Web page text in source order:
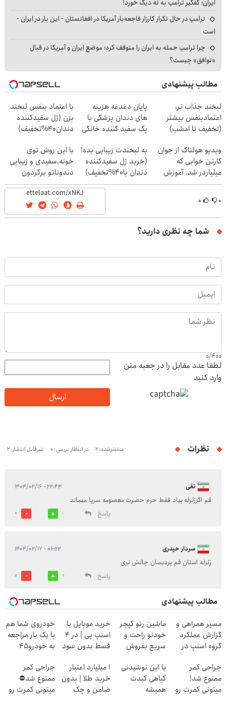
ایران؛ کفگیر ترامپ به ته دیگ خورد!
ترامپ در حال تکرار کارزار فاجعه‌بار آمریکا در افغانستان - این بار در ایران -
است
چرا ترامپ حمله به ایران را متوقف کرد؛ موضع ایران و آمریکا در قبال
«توافق» چیست؟
مطالب پیشنهادی
لبخند جذاب تر،
اعتمادبنفس بیشتر
(تخفیف تا امشب)
پایان دغدغه هزینه
های دندان پزشکی با
پک سفید کننده خانگی
با اعتماد بنفس لبخند
بزن (ژل سفیدکننده
دندان40%تخفیف)
ویدیو هولناک از جوان
کارتن خوابی که
میلیاردر شد. آموزش
رایگان
به لبخندت زیبایی بده!
(خرید ژل سفیدکننده
دندان با40%تخفیف)
با این روش توی
خونه،سفیدی و زیبایی
دندوناتو برگردون
(40%off)
۰ ۰
شما چه نظری دارید؟
0/400
لطفا عدد مقابل را در جعبه متن
وارد کنید
ارسال
نظرات منتشرشده: 2 در انتظار بررسی: 0 غیرقابل انتشار: 2
تقی ۲۲:۴۳ - ۱۴۰۴/۰۲/۱۶
قم اگرزلزله بیاد فقط حرم حضرت معصومه سرپا میماند
پاسخ
1
0
سردار حیدری ۰۶:۲۲ - ۱۴۰۴/۰۲/۱۷
زلزله استان قم پردیسان چالش تری
پاسخ
0
0
مطالب پیشنهادی
مسیر همراهی و
گزارش عملکرد
گروه اسنپ در
ماشین رنو کپچر
خودتو راحت و
سریع بفروش
خرید موبایل با
اسنپ پی | در ۴
قسط بدون سود
خودروی شما هم
با یک بار مراجعه
به خودرو45
شد
جراحی کمر
ممنوع شد!
میتونی کمرت رو
با این نوشیدنی
گیاهی کبدت
همیشه
۱ میلیارد اعتبار
خرید طلا | بدون
ضامن و چک
جراحی کمر
ممنوع شد⛔
میتونی کمرت رو